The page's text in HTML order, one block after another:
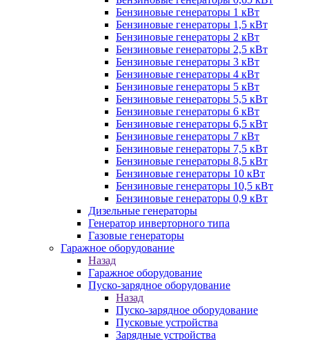
Бензиновые генераторы 1 кВт
Бензиновые генераторы 1,5 кВт
Бензиновые генераторы 2 кВт
Бензиновые генераторы 2,5 кВт
Бензиновые генераторы 3 кВт
Бензиновые генераторы 4 кВт
Бензиновые генераторы 5 кВт
Бензиновые генераторы 5,5 кВт
Бензиновые генераторы 6 кВт
Бензиновые генераторы 6,5 кВт
Бензиновые генераторы 7 кВт
Бензиновые генераторы 7,5 кВт
Бензиновые генераторы 8,5 кВт
Бензиновые генераторы 10 кВт
Бензиновые генераторы 10,5 кВт
Бензиновые генераторы 0,9 кВт
Дизельные генераторы
Генератор инверторного типа
Газовые генераторы
Гаражное оборудование
Назад
Гаражное оборудование
Пуско-зарядное оборудование
Назад
Пуско-зарядное оборудование
Пусковые устройства
Зарядные устройства